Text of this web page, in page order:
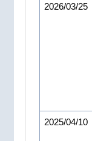
2026/03/25
2025/04/10